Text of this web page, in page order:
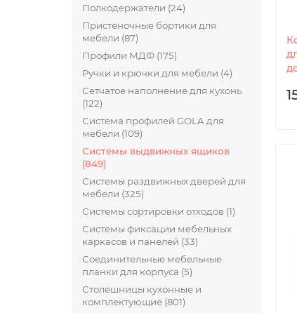
Полкодержатели (24)
Пристеночные бортики для
мебели (87)
Профили МДФ (175)
Ручки и крючки для мебели (4)
Сетчатое наполнение для кухонь
(122)
Система профилей GOLA для
мебели (109)
Системы выдвижных ящиков
(849)
Системы раздвижных дверей для
мебели (325)
Системы сортировки отходов (1)
Системы фиксации мебельных
каркасов и панелей (33)
Соединительные мебельные
планки для корпуса (5)
Столешницы кухонные и
комплектующие (801)